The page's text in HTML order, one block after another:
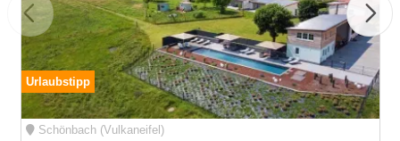
Urlaubstipp
Schönbach (Vulkaneifel)